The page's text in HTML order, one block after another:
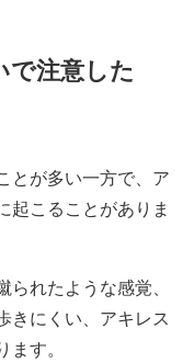
で注意した
とが多い一方で、ア
起こることがありま
られたような感覚、
きにくい、アキレス
ます。